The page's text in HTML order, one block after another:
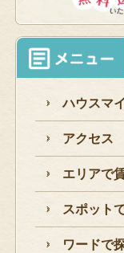
ハウスマ
アクセス
エリアで
スポット
ワードで